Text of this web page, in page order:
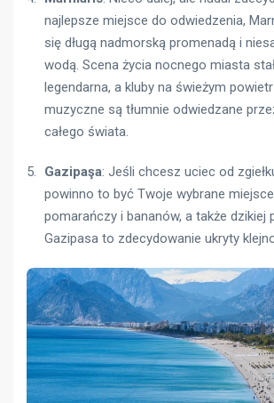
najlepsze miejsce do odwiedzenia,
się długą nadmorską promenadą i
wodą. Scena życia nocnego miasta
legendarna, a kluby na świeżym
muzyczne są tłumnie odwiedzane
całego świata.
Gazipaşa: Jeśli chcesz uciec od
powinno to być Twoje wybrane
pomarańczy i bananów, a także dzikiej
Gazipasa to zdecydowanie ukryty